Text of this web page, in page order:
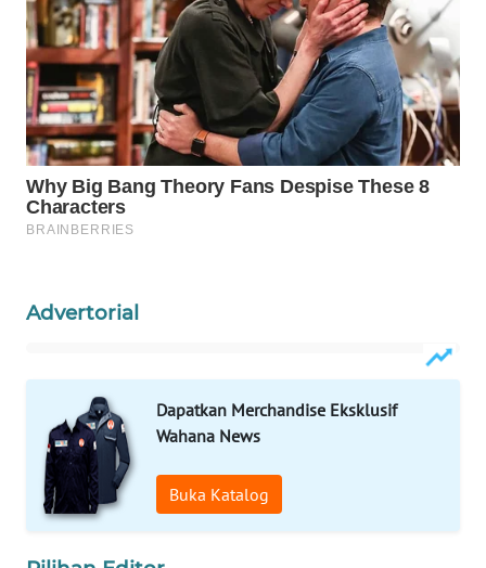
Advertorial
Dapatkan Merchandise Eksklusif
Wahana News
Buka Katalog
WAHANA
OTOMOTIF
WAHANA
HEALTH
WAHANA
DESA
WISATA
WAHANA
KONSUMEN
LISTRIK
MASYARAKAT